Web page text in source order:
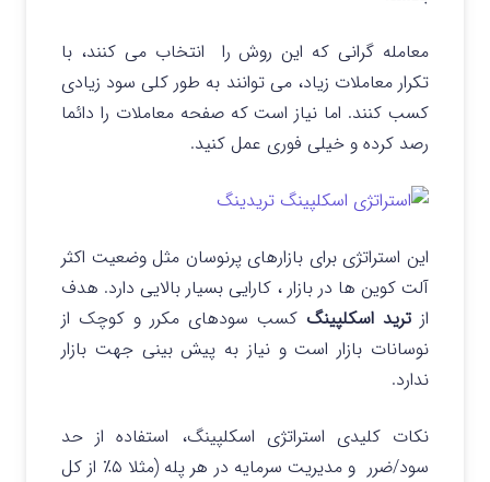
معامله گرانی که این روش را انتخاب می کنند، با
تکرار معاملات زیاد، می توانند به طور کلی سود زیادی
کسب کنند. اما نیاز است که صفحه معاملات را دائما
رصد کرده و خیلی فوری عمل کنید.
این استراتژی برای بازارهای پرنوسان مثل وضعیت اکثر
آلت‌ کوین‌ ها در بازار ، کارایی بسیار بالایی دارد. هدف
از ترید اسکلپینگ کسب سودهای مکرر و کوچک از
نوسانات بازار است و نیاز به پیش بینی جهت بازار
ندارد.
نکات کلیدی استراتژی اسکلپینگ، استفاده از حد
سود/ضرر و مدیریت سرمایه در هر پله (مثلا ۵٪ از کل